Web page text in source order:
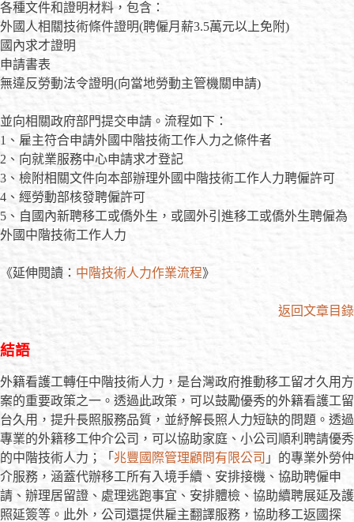
各種文件和證明材料，包含：
外國人相關技術條件證明(聘僱月薪3.5萬元以上免附)
國內求才證明
申請書表
無違反勞動法令證明(向當地勞動主管機關申請)
並向相關政府部門提交申請。流程如下：
1、雇主符合申請外國中階技術工作人力之條件者
2、向就業服務中心申請求才登記
3、檢附相關文件向本部辦理外國中階技術工作人力聘僱許可
4、經勞動部核發聘僱許可
5、自國內新聘移工或僑外生，或國外引進移工或僑外生聘僱為
外國中階技術工作人力
《延伸閱讀： 中階技術人力作業流程》
返回文章目錄
結語
外籍看護工轉任中階技術人力，是台灣政府推動移工留才久用方
案的重要政策之一。透過此政策，可以鼓勵優秀的外籍看護工留
台久用，提升長照服務品質，並紓解長照人力短缺的問題。透過
專業的外籍移工仲介公司，可以協助家庭、小公司順利聘請優秀
的中階技術人力；「 兆豐國際管理顧問有限公司 」的專業外勞仲
介服務，涵蓋代辦移工所有入境手續、安排接機、協助聘僱申
請、辦理居留證、處理逃跑事宜、安排體檢、協助續聘展延及護
照延簽等。此外，公司還提供雇主翻譯服務，協助移工返國探